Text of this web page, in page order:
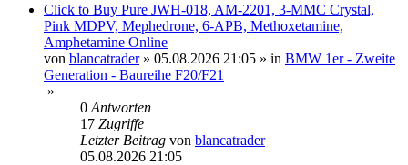
Click to Buy Pure JWH-018, AM-2201, 3-MMC Crystal,
Pink MDPV, Mephedrone, 6-APB, Methoxetamine,
Amphetamine Online
von blancatrader» 05.08.2026 21:05 » in BMW 1er - Zweite
Generation - Baureihe F20/F21
»
0 Antworten
17 Zugriffe
Letzter Beitrag von blancatrader
05.08.2026 21:05